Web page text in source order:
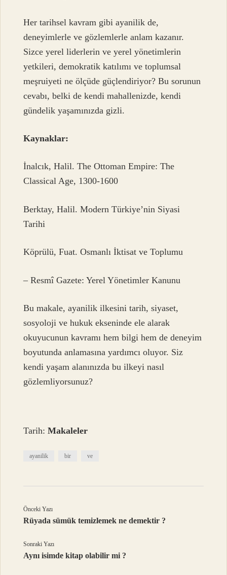
Her tarihsel kavram gibi ayanilik de,
deneyimlerle ve gözlemlerle anlam kazanır.
Sizce yerel liderlerin ve yerel yönetimlerin
yetkileri, demokratik katılımı ve toplumsal
meşruiyeti ne ölçüde güçlendiriyor? Bu sorunun
cevabı, belki de kendi mahallenizde, kendi
gündelik yaşamınızda gizli.
Kaynaklar:
İnalcık, Halil. The Ottoman Empire: The
Classical Age, 1300-1600
Berktay, Halil. Modern Türkiye’nin Siyasi
Tarihi
Köprülü, Fuat. Osmanlı İktisat ve Toplumu
– Resmî Gazete: Yerel Yönetimler Kanunu
Bu makale, ayanilik ilkesini tarih, siyaset,
sosyoloji ve hukuk ekseninde ele alarak
okuyucunun kavramı hem bilgi hem de deneyim
boyutunda anlamasına yardımcı oluyor. Siz
kendi yaşam alanınızda bu ilkeyi nasıl
gözlemliyorsunuz?
Tarih:Makaleler
ayanilik bir ve
Önceki Yazı
Rüyada sümük temizlemek ne demektir ?
Sonraki Yazı
Aynı isimde kitap olabilir mi ?